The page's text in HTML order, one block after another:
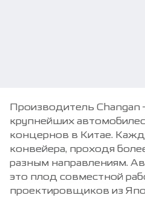
Производитель Changan
крупнейших
концернов в Китае.
конвейера, проходя
разным направлениям.
это плод совместной
проектировщиков из